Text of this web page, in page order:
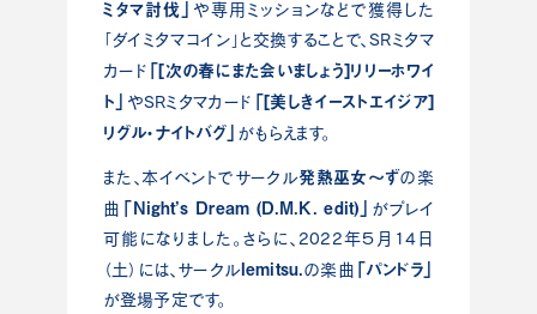
ミタマ討伐」 や専用ミッションなどで獲得した
「ダイミタマコイン」と交換することで、SRミタマ
カード 「[次の春にまた会いましょう]リリーホワイ
ト」 やSRミタマカード 「[美しきイーストエイジア]
リグル・ナイトバグ」 がもらえます。
また、本イベントでサークル発熱巫女～ずの楽
曲 「Night’s Dream (D.M.K. edit)」 がプレイ
可能になりました。さらに、2022年５月14日
（土）には、サークルIemitsu.の楽曲 「パンドラ」
が登場予定です。